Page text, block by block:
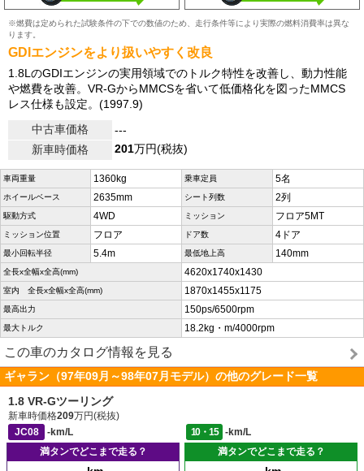
※燃費は定められた試験条件の下での数値のため、走行条件等により実際の燃料消費率は異な
ります。
GDIエンジンをより扱いやすく改良
1.8LのGDIエンジンの実用領域でのトルク特性を改善し、動力性能
や燃費を改善。VR-GからMMCSを省いて低価格化を図ったMMCS
レス仕様も設定。(1997.9)
中古車価格
---
新車時価格
201万円(税抜)
車両重量 1360kg 乗車定員 5名
ホイールベース 2635mm シート列数 2列
駆動方式 4WD ミッション フロア5MT
ミッション位置 フロア ドア数 4ドア
最小回転半径 5.4m 最低地上高 140mm
全長x全幅x全高(mm) 4620x1740x1430
室内 全長x全幅x全高(mm) 1870x1455x1175
最高出力 150ps/6500rpm
最大トルク 18.2kg・m/4000rpm
この車のカタログ情報を見る
ギャラン（97年09月～98年07月モデル）の他のグレード一覧
1.8 VR-Gツーリング
新車時価格209万円(税抜)
JC08
-km/L 10・15
-km/L
満タンでどこまで走る？
満タンでどこまで走る？